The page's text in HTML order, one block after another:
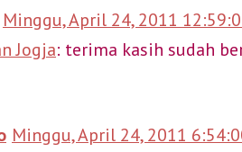
Minggu, April 24, 2011
Jogja: terima kasih sudah
Minggu, April 24, 2011